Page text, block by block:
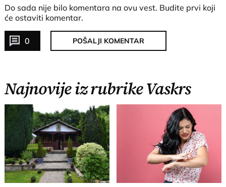
Do sada nije bilo komentara na ovu vest. Budite prvi koji
će ostaviti komentar.
0 POŠALJI KOMENTAR
Najnovije iz rubrike Vaskrs